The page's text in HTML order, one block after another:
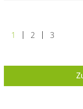
1 2 3